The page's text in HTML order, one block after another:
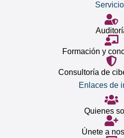
Formación y
Consultoría de
Enlaces de
Quienes
Únete a